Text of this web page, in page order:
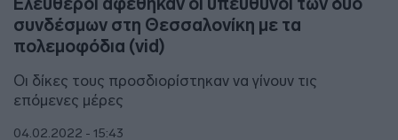
συνδέσμων στη Θεσσαλονίκη με τα
πολεμοφόδια (vid)
Οι δίκες τους προσδιορίστηκαν να γίνουν τις
επόμενες μέρες
04.02.2022 - 15:43